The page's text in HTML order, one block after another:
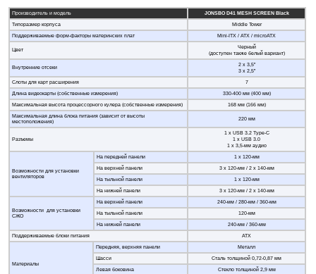
Производитель и модель
JONSBO D41 MESH SCREEN Black
Типоразмер корпуса
Middle Tower
Поддерживаемые форм-факторы материнских плат
Mini-ITX / ATX / microATX
Цвет
Черный
(доступен также белый вариант)
Внутренние отсеки
2 х 3,5”
3 х 2,5”
Слоты для карт расширения
7
Длина видеокарты (собственные измерения)
330-400 мм (400 мм)
Максимальная высота процессорного кулера (собственные измерения)
168 мм (166 мм)
Максимальная длина блока питания (зависит от высоты
местоположения)
220 мм
Разъемы
1 x USB 3.2 Type-C
1 x USB 3.0
1 х 3,5-мм аудио
Возможности для установки
вентиляторов
На передней панели
1 х 120-мм
На верхней панели
3 х 120-мм / 2 х 140-мм
На тыльной панели
1 х 120-мм
На нижней панели
3 х 120-мм / 2 х 140-мм
Возможности для установки
СЖО
На верхней панели
240-мм / 280-мм / 360-мм
На тыльной панели
120-мм
На нижней панели
240-мм / 360-мм
Поддерживаемые блоки питания
ATX
Материалы
Передняя, верхняя панели
Металл
Шасси
Сталь толщиной 0,72-0,87 мм
Левая боковина
Стекло толщиной 2,9 мм